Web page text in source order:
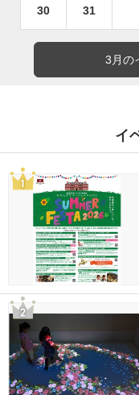
30 31
3月の
イ